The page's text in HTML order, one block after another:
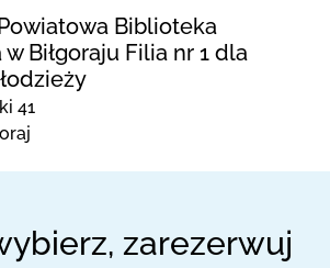
Biblioteka
Biłgoraju Filia nr 1 dla
41
zarezerwuj